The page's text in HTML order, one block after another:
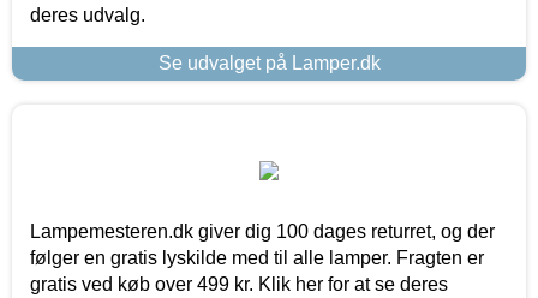
deres udvalg.
Se udvalget på Lamper.dk
Lampemesteren.dk giver dig 100 dages returret, og der
følger en gratis lyskilde med til alle lamper. Fragten er
gratis ved køb over 499 kr. Klik her for at se deres